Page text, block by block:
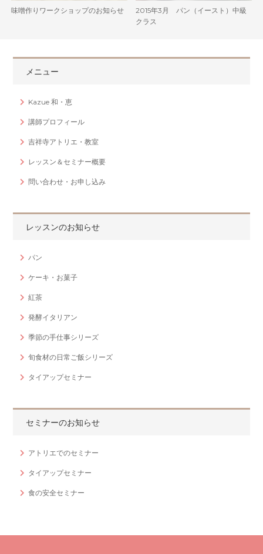
味噌作りワークショップのお知らせ
2015年3月 パン（イースト）中級
クラス
メニュー
Kazue 和・恵
講師プロフィール
吉祥寺アトリエ・教室
レッスン＆セミナー概要
問い合わせ・お申し込み
レッスンのお知らせ
パン
ケーキ・お菓子
紅茶
発酵イタリアン
季節の手仕事シリーズ
旬食材の日常ご飯シリーズ
タイアップセミナー
セミナーのお知らせ
アトリエでのセミナー
タイアップセミナー
食の安全セミナー